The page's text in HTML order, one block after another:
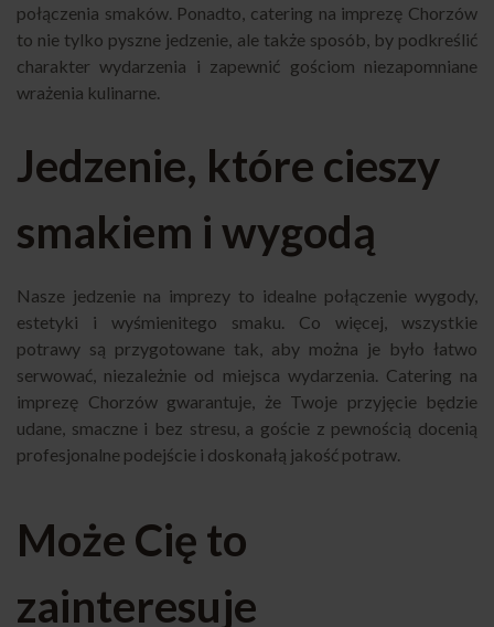
połączenia smaków. Ponadto, catering na imprezę Chorzów
to nie tylko pyszne jedzenie, ale także sposób, by podkreślić
charakter wydarzenia i zapewnić gościom niezapomniane
wrażenia kulinarne.
Jedzenie, które cieszy
smakiem i wygodą
Nasze jedzenie na imprezy to idealne połączenie wygody,
estetyki i wyśmienitego smaku. Co więcej, wszystkie
potrawy są przygotowane tak, aby można je było łatwo
serwować, niezależnie od miejsca wydarzenia. Catering na
imprezę Chorzów gwarantuje, że Twoje przyjęcie będzie
udane, smaczne i bez stresu, a goście z pewnością docenią
profesjonalne podejście i doskonałą jakość potraw.
Może Cię to
zainteresuje